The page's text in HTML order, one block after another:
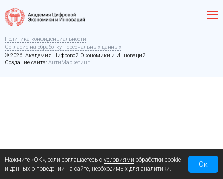
Политика конфиденциальности
Согласие на обработку персональных данных
© 2026. Академия Цифровой Экономики и Инноваций
Создание сайта: АнтиМаркетинг
Нажмите «ОК», если соглашаетесь с условиями обработки cookie
и данных о поведении на сайте, необходимых для аналитики.
Ок